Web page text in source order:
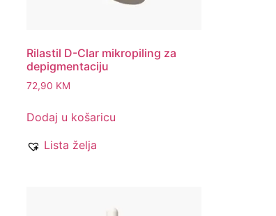
Rilastil D-Clar mikropiling za
depigmentaciju
72,90 KM
Dodaj u košaricu
Lista želja